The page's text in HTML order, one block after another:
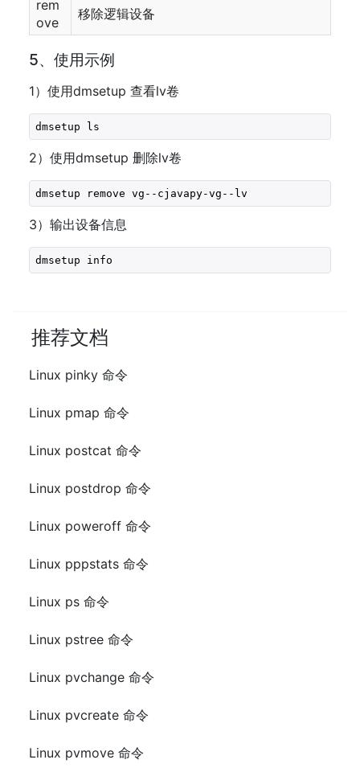
rem
ove
移除逻辑设备
5、使用示例
1）使用dmsetup 查看lv卷
dmsetup ls
2）使用dmsetup 删除lv卷
dmsetup remove vg--cjavapy-vg--lv
3）输出设备信息
dmsetup info
推荐文档
Linux pinky 命令
Linux pmap 命令
Linux postcat 命令
Linux postdrop 命令
Linux poweroff 命令
Linux pppstats 命令
Linux ps 命令
Linux pstree 命令
Linux pvchange 命令
Linux pvcreate 命令
Linux pvmove 命令